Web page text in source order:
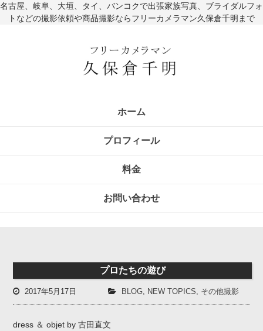
名古屋、岐阜、大垣、タイ、バンコクで出張家族写真、ブライダルフォ
トなどの撮影依頼や商品撮影ならフリーカメラマン久保倉千明まで
ホーム
プロフィール
料金
お問い合わせ
プロたちの遊び
2017年5月17日 BLOG NEW TOPICS その他撮影
dress ＆ objet by 古田直文